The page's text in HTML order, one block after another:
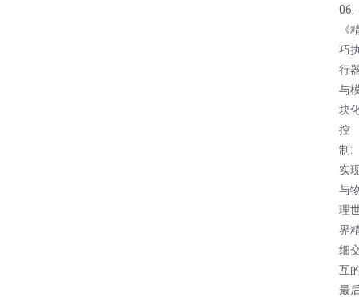
06.
《
巧
行
与
块
控
制:
实
与
理
界
细
互
最